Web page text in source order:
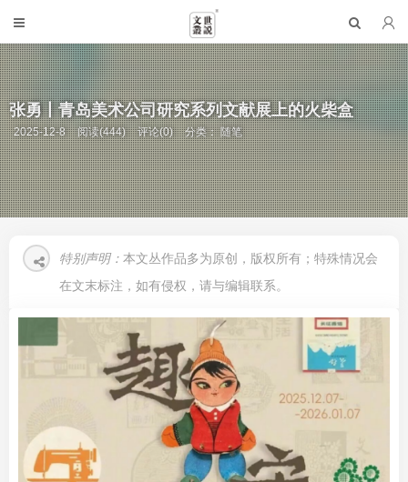
张勇丨青岛美术公司研究系列文献展上的火柴盒
2025-12-8 阅读(444) 评论(0) 分类：随笔
特别声明： 本文丛作品多为原创，版权所有；特殊情况会
在文末标注，如有侵权，请与编辑联系。